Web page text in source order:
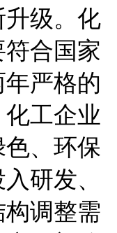
级。化
合国家
严格的
工企业
、环保
研发、
调整需